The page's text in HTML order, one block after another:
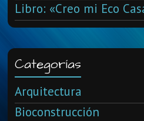
Libro: «Creo mi Eco
Categorías
Arquitectura
Bioconstrucción